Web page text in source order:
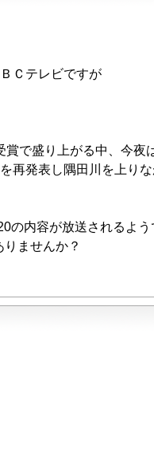
Ｃテレビですが
で盛り上がる中、今夜
再発表し隅田川を上り
の内容が放送されるよう
ませんか？